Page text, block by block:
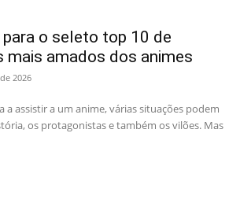
para o seleto top 10 de
mais amados dos animes
2026
a assistir a um anime, várias situações podem
os protagonistas e também os vilões. Mas